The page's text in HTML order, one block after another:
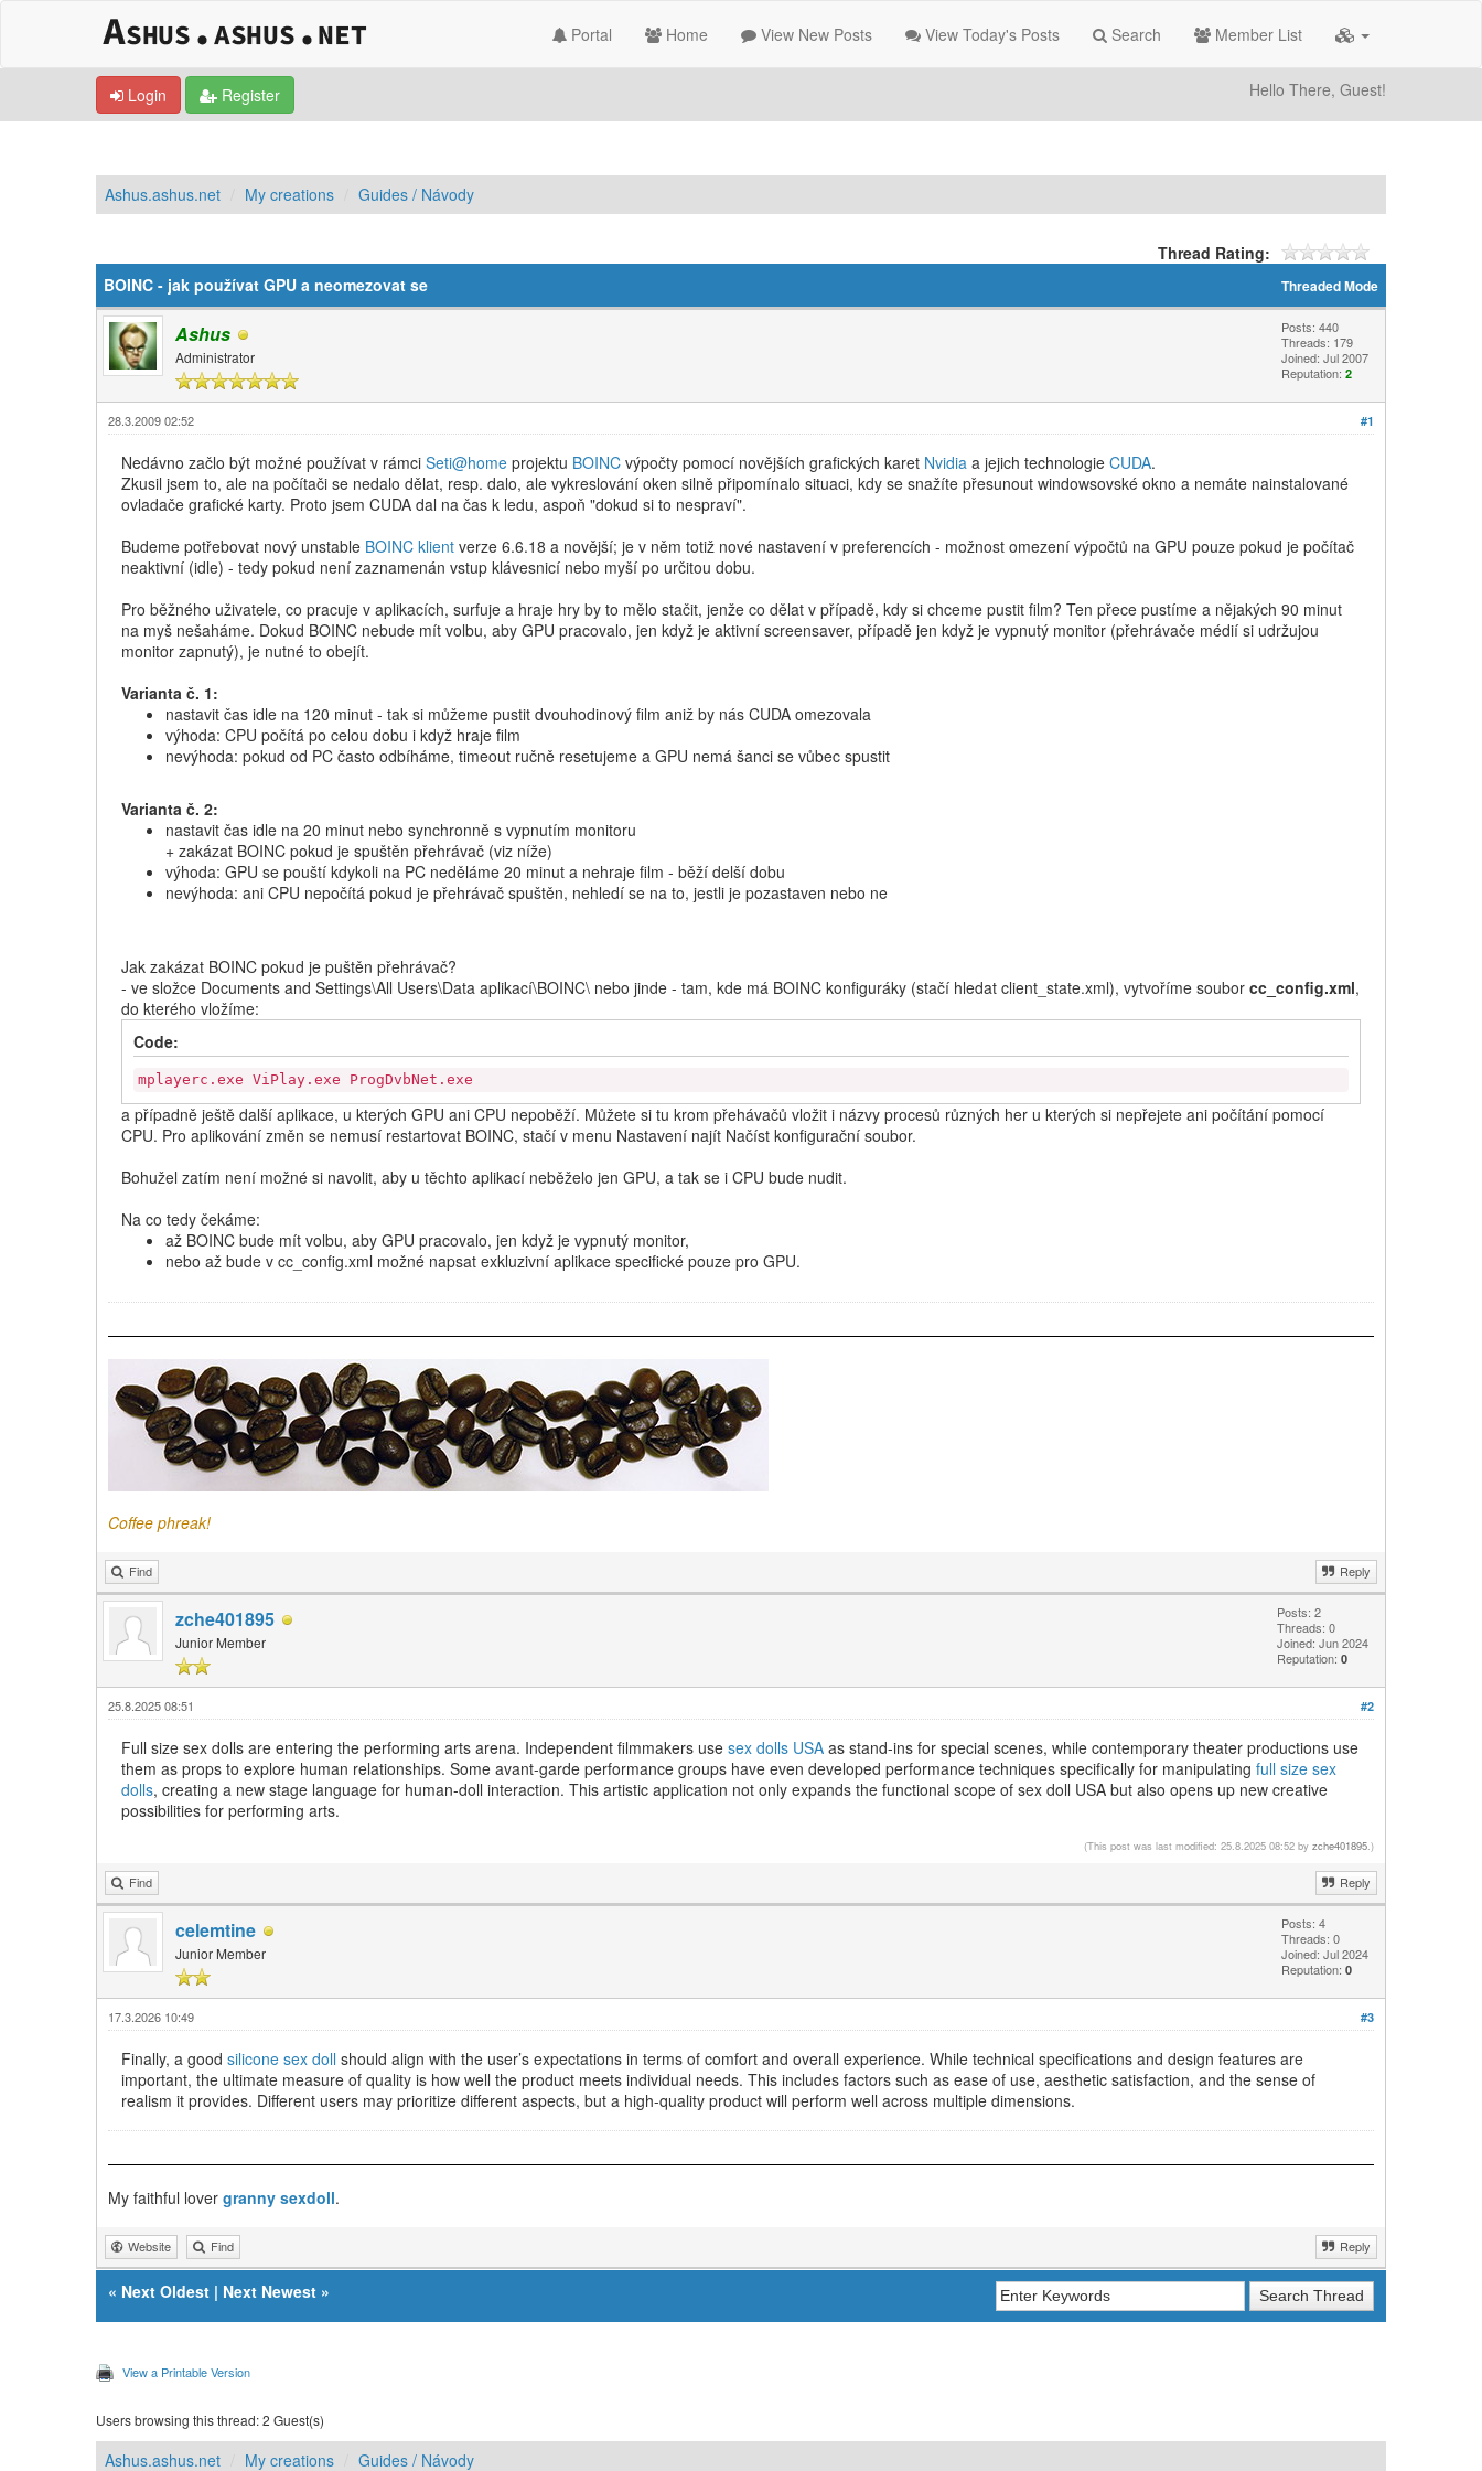
Portal Home View New Posts View Today's Posts Search Member List
Login Register Hello There, Guest!
Ashus.ashus.net My creations Guides / Návody
Thread Rating:
Threaded Mode
BOINC - jak používat GPU a neomezovat se
Ashus
Administrator
Posts: 440
Threads: 179
Joined: Jul 2007
Reputation: 2
#1
28.3.2009 02:52
Nedávno začlo být možné používat v rámci Seti@home projektu BOINC výpočty pomocí novějších grafických karet Nvidia a jejich technologie CUDA.
Zkusil jsem to, ale na počítači se nedalo dělat, resp. dalo, ale vykreslování oken silně připomínalo situaci, kdy se snažíte přesunout windowsovské okno a nemáte nainstalované
ovladače grafické karty. Proto jsem CUDA dal na čas k ledu, aspoň "dokud si to nespraví".
Budeme potřebovat nový unstable BOINC klient verze 6.6.18 a novější; je v něm totiž nové nastavení v preferencích - možnost omezení výpočtů na GPU pouze pokud je počítač
neaktivní (idle) - tedy pokud není zaznamenán vstup klávesnicí nebo myší po určitou dobu.
Pro běžného uživatele, co pracuje v aplikacích, surfuje a hraje hry by to mělo stačit, jenže co dělat v případě, kdy si chceme pustit film? Ten přece pustíme a nějakých 90 minut
na myš nešaháme. Dokud BOINC nebude mít volbu, aby GPU pracovalo, jen když je aktivní screensaver, případě jen když je vypnutý monitor (přehrávače médií si udržujou
monitor zapnutý), je nutné to obejít.
Varianta č. 1:
nastavit čas idle na 120 minut - tak si můžeme pustit dvouhodinový film aniž by nás CUDA omezovala
výhoda: CPU počítá po celou dobu i když hraje film
nevýhoda: pokud od PC často odbíháme, timeout ručně resetujeme a GPU nemá šanci se vůbec spustit
Varianta č. 2:
nastavit čas idle na 20 minut nebo synchronně s vypnutím monitoru
+ zakázat BOINC pokud je spuštěn přehrávač (viz níže)
výhoda: GPU se pouští kdykoli na PC neděláme 20 minut a nehraje film - běží delší dobu
nevýhoda: ani CPU nepočítá pokud je přehrávač spuštěn, nehledí se na to, jestli je pozastaven nebo ne
Jak zakázat BOINC pokud je puštěn přehrávač?
- ve složce Documents and Settings\All Users\Data aplikací\BOINC\ nebo jinde - tam, kde má BOINC konfiguráky (stačí hledat client_state.xml), vytvoříme soubor cc_config.xml,
do kterého vložíme:
Code:
mplayerc.exe ViPlay.exe ProgDvbNet.exe
a případně ještě další aplikace, u kterých GPU ani CPU nepoběží. Můžete si tu krom přehávačů vložit i názvy procesů různých her u kterých si nepřejete ani počítání pomocí
CPU. Pro aplikování změn se nemusí restartovat BOINC, stačí v menu Nastavení najít Načíst konfigurační soubor.
Bohužel zatím není možné si navolit, aby u těchto aplikací neběželo jen GPU, a tak se i CPU bude nudit.
Na co tedy čekáme:
až BOINC bude mít volbu, aby GPU pracovalo, jen když je vypnutý monitor,
nebo až bude v cc_config.xml možné napsat exkluzivní aplikace specifické pouze pro GPU.
Coffee phreak!
Find Reply
zche401895
Junior Member
Posts: 2
Threads: 0
Joined: Jun 2024
Reputation: 0
#2
25.8.2025 08:51
Full size sex dolls are entering the performing arts arena. Independent filmmakers use sex dolls USA as stand-ins for special scenes, while contemporary theater productions use
them as props to explore human relationships. Some avant-garde performance groups have even developed performance techniques specifically for manipulating full size sex
dolls, creating a new stage language for human-doll interaction. This artistic application not only expands the functional scope of sex doll USA but also opens up new creative
possibilities for performing arts.
(This post was last modified: 25.8.2025 08:52 by zche401895 .)
Find Reply
celemtine
Junior Member
Posts: 4
Threads: 0
Joined: Jul 2024
Reputation: 0
#3
17.3.2026 10:49
Finally, a good silicone sex doll should align with the user’s expectations in terms of comfort and overall experience. While technical specifications and design features are
important, the ultimate measure of quality is how well the product meets individual needs. This includes factors such as ease of use, aesthetic satisfaction, and the sense of
realism it provides. Different users may prioritize different aspects, but a high-quality product will perform well across multiple dimensions.
My faithful lover granny sexdoll.
Website Find Reply
« Next Oldest | Next Newest »
View a Printable Version
Users browsing this thread: 2 Guest(s)
Ashus.ashus.net My creations Guides / Návody